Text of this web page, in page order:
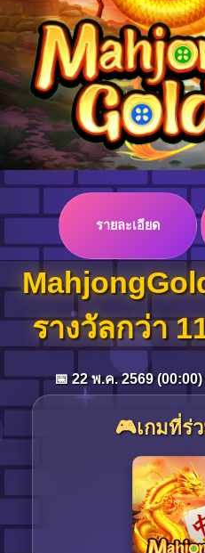
Support
Language
Log in
Top up
รายละเอียด
รางวัลกว่า
📅 22 พ.ค. 2569
🎮เกมที่ร่